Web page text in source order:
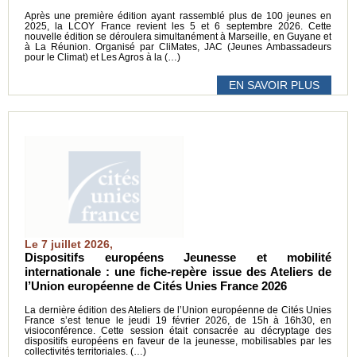
Après une première édition ayant rassemblé plus de 100 jeunes en
2025, la LCOY France revient les 5 et 6 septembre 2026. Cette
nouvelle édition se déroulera simultanément à Marseille, en Guyane et
à La Réunion. Organisé par CliMates, JAC (Jeunes Ambassadeurs
pour le Climat) et Les Agros à la (…)
EN SAVOIR PLUS
Le 7 juillet 2026,
Dispositifs européens Jeunesse et mobilité
internationale : une fiche-repère issue des Ateliers de
l’Union européenne de Cités Unies France 2026
La dernière édition des Ateliers de l’Union européenne de Cités Unies
France s’est tenue le jeudi 19 février 2026, de 15h à 16h30, en
visioconférence. Cette session était consacrée au décryptage des
dispositifs européens en faveur de la jeunesse, mobilisables par les
collectivités territoriales. (…)